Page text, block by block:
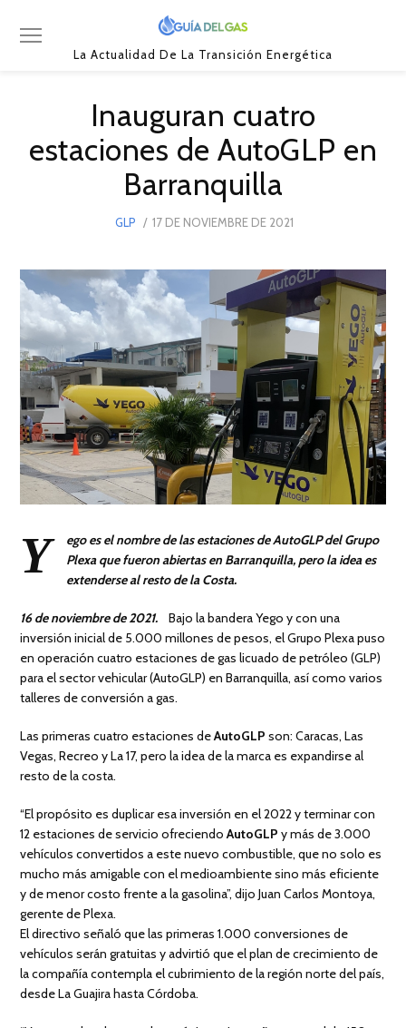
La Actualidad De La Transición Energética
Inauguran cuatro
estaciones de AutoGLP en
Barranquilla
GLP
POSTED
17 DE NOVIEMBRE DE 2021
DE
2021
Y
ego es el nombre de las estaciones de AutoGLP del Grupo
Plexa que fueron abiertas en Barranquilla, pero la idea es
extenderse al resto de la Costa.
16 de noviembre de 2021. Bajo la bandera Yego y con una
inversión inicial de 5.000 millones de pesos, el Grupo Plexa puso
en operación cuatro estaciones de gas licuado de petróleo (GLP)
para el sector vehicular (AutoGLP) en Barranquilla, así como varios
talleres de conversión a gas.
Las primeras cuatro estaciones deAutoGLPson: Caracas, Las
Vegas, Recreo y La 17, pero la idea de la marca es expandirse al
resto de la costa.
“El propósito es duplicar esa inversión en el 2022 y terminar con
12 estaciones de servicio ofreciendoAutoGLP y más de 3.000
vehículos convertidos a este nuevo combustible, que no solo es
mucho más amigable con el medioambiente sino más eficiente
y de menor costo frente a la gasolina”, dijo Juan Carlos Montoya,
gerente de Plexa.
El directivo señaló que las primeras 1.000 conversiones de
vehículos serán gratuitas y advirtió que el plan de crecimiento de
la compañía contempla el cubrimiento de la región norte del país,
desde La Guajira hasta Córdoba.